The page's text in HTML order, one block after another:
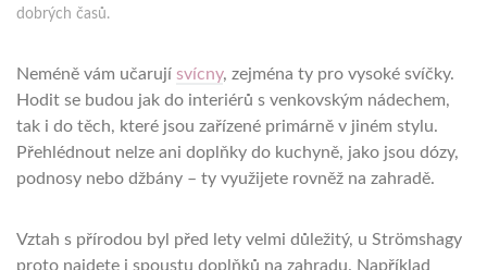
dobrých časů.
Neméně vám učarují svícny, zejména ty pro vysoké svíčky.
Hodit se budou jak do interiérů s venkovským nádechem,
tak i do těch, které jsou zařízené primárně v jiném stylu.
Přehlédnout nelze ani doplňky do kuchyně, jako jsou dózy,
podnosy nebo džbány – ty využijete rovněž na zahradě.
Vztah s přírodou byl před lety velmi důležitý, u Strömshagy
proto najdete i spoustu doplňků na zahradu. Například